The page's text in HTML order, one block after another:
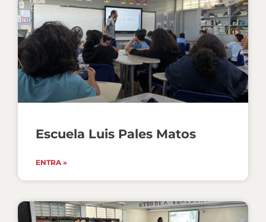
Escuela Luis Pales Matos
ENTRA »